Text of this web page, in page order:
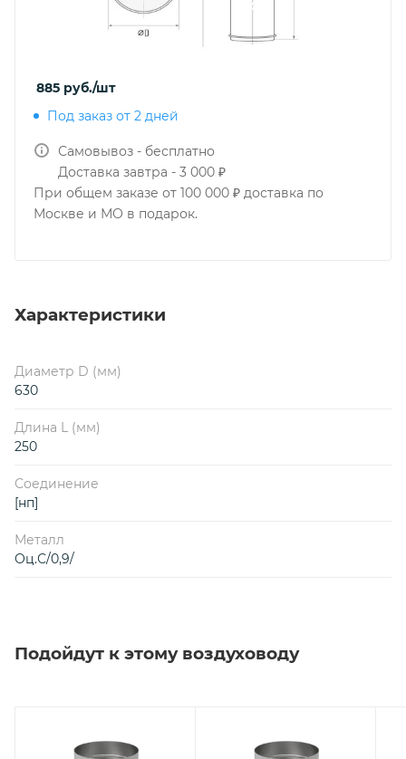
885 руб./шт
Под заказ от 2 дней
Самовывоз - бесплатно
Доставка завтра - 3 000 ₽
При общем заказе от 100 000 ₽ доставка по
Москве и МО в подарок.
Характеристики
Диаметр D (мм)
630
Длина L (мм)
250
Соединение
[нп]
Металл
Оц.С/0,9/
Подойдут к этому воздуховоду